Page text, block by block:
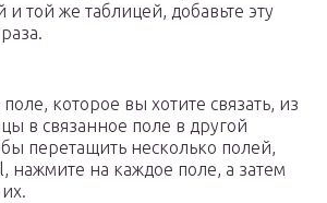
той же таблицей, добавьте эту
которое вы хотите связать, из
в связанное поле в другой
перетащить несколько полей,
нажмите на каждое поле, а затем